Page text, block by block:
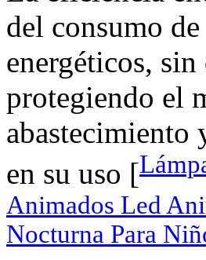
del consumo
energéticos,
protegiendo el
abastecimiento
en su uso [
Animados Led
Nocturna Para